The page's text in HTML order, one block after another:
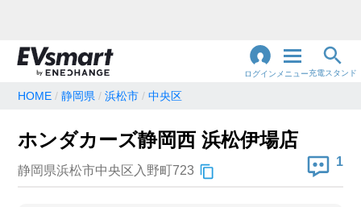
ログイン メニュー充電スタンド
地名・観光スポット・住所で検索
HOME 静岡県 浜松市 中央区
ホンダカーズ静岡西 浜松伊場店
静岡県浜松市中央区入野町723
1